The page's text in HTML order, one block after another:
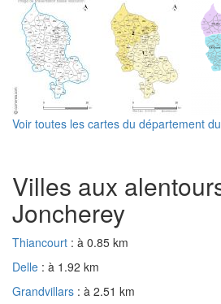
Voir toutes les cartes du département
Villes aux
Joncherey
Thiancourt : à 0.85 km
Delle : à 1.92 km
Grandvillars : à 2.51 km